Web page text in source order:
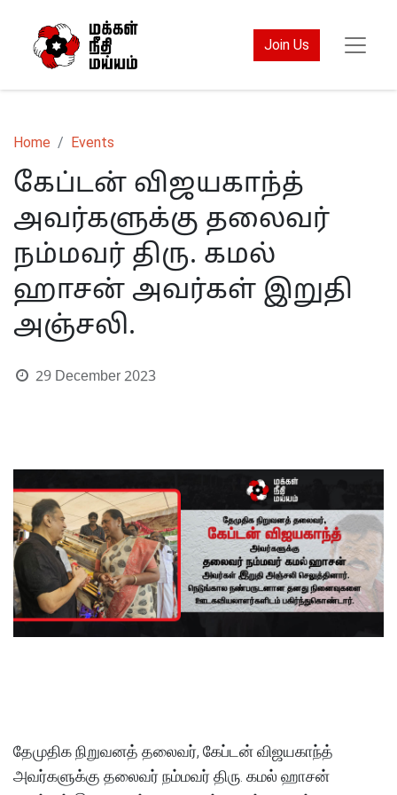
Join Us
Home Events
கேப்டன் விஜயகாந்த்
அவர்களுக்கு தலைவர்
நம்மவர் திரு. கமல்
ஹாசன் அவர்கள் இறுதி
அஞ்சலி.
29 December 2023
தேமுதிக நிறுவனத் தலைவர், கேப்டன் விஜயகாந்த்
அவர்களுக்கு தலைவர் நம்மவர் திரு. கமல் ஹாசன்